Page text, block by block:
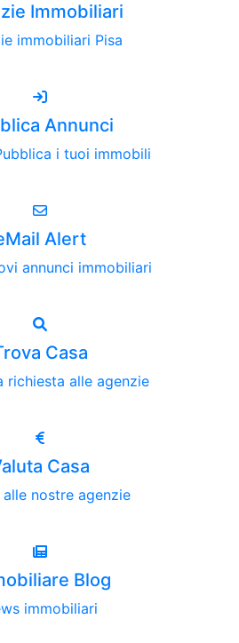
Immobiliari
immobiliari Pisa
Annunci
i tuoi immobili
Alert
annunci immobiliari
Casa
richiesta alle agenzie
Casa
nostre agenzie
Blog
immobiliari